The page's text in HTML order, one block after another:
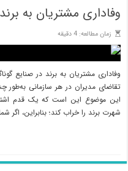
وفاداری مشتریان به
زمان مطالعه: 4 دقیقه
وفاداری مشتریان به برند در صنایع
تقاضای مدیران در هر سازمانی
این موضوع این است که یک قدم
شهرت برند را خراب کند؛ بنابراین، اگر